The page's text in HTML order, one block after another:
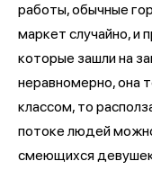
работы, обычные
маркет случайно, и
которые зашли на
неравномерно, она
классом, то
потоке людей
смеющихся девушек